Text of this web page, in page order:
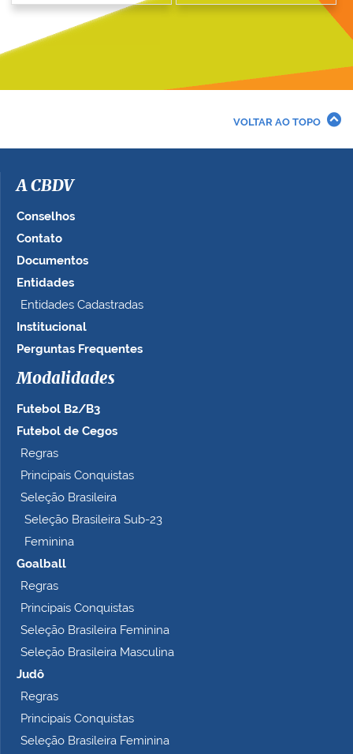
VOLTAR AO TOPO
A CBDV
Conselhos
Contato
Documentos
Entidades
Entidades Cadastradas
Institucional
Perguntas Frequentes
Modalidades
Futebol B2/B3
Futebol de Cegos
Regras
Principais Conquistas
Seleção Brasileira
Seleção Brasileira Sub-23
Feminina
Goalball
Regras
Principais Conquistas
Seleção Brasileira Feminina
Seleção Brasileira Masculina
Judô
Regras
Principais Conquistas
Seleção Brasileira Feminina